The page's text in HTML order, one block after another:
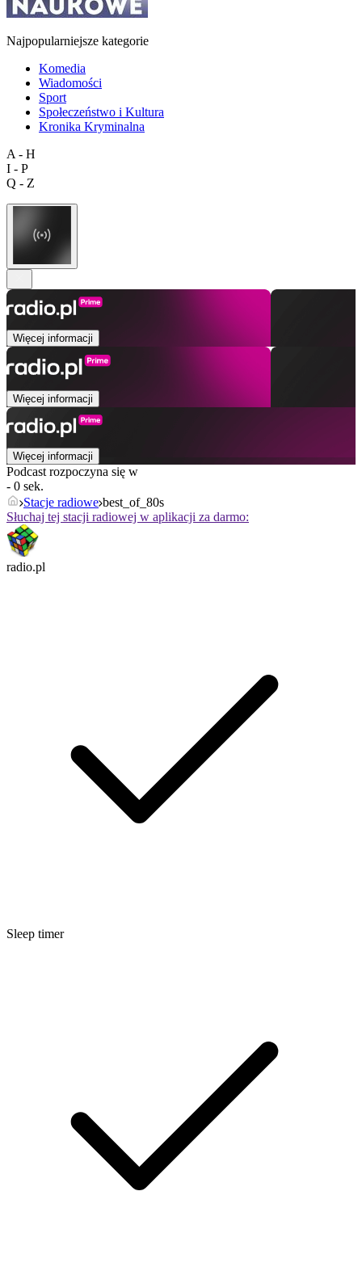
Najpopularniejsze kategorie
Komedia
Wiadomości
Sport
Społeczeństwo i Kultura
Kronika Kryminalna
A - H
I - P
Q - Z
Więcej informacji
Więcej informacji
Więcej informacji
Podcast rozpoczyna się w
- 0 sek.
Stacje radiowe best_of_80s
Słuchaj tej stacji radiowej w aplikacji za darmo:
radio.pl
Sleep timer